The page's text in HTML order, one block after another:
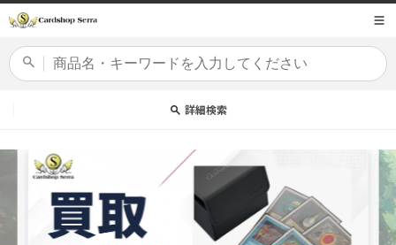
ンツに
詳細検索
商品コード
カードセット